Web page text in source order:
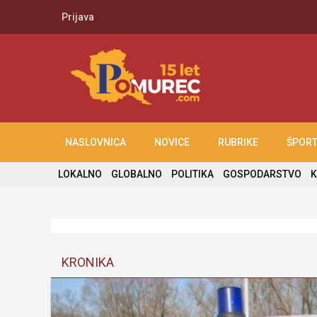
Prijava
NASLOVNICA NOVICE RUBRIKE ŠPORT
LOKALNO GLOBALNO POLITIKA GOSPODARSTVO
KRONIKA